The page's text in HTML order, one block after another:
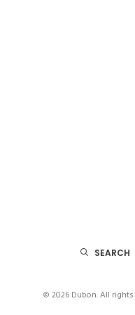
SEARCH
© 2026 Dubon.All rights